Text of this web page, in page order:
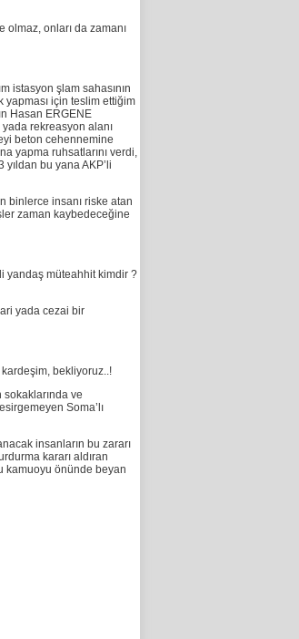
onları da zamanı
istasyon şlam sahasının
yapması için teslim ettiğim
Hasan ERGENE
rekreasyon alanı
beton cehennemine
yapma ruhsatlarını verdi,
bu yana AKP’li
binlerce insanı riske atan
zaman kaybedeceğine
yandaş müteahhit kimdir ?
yada cezai bir
kardeşim, bekliyoruz..!
sokaklarında ve
Soma’lı
insanların bu zararı
kararı aldıran
kamuoyu önünde beyan